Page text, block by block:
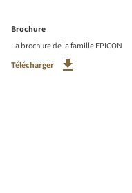
Brochure
La brochure de la famille EPICON
Télécharger